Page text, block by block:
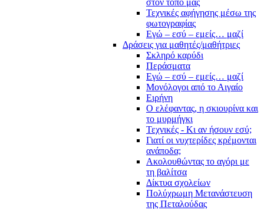
στον τόπο μας
Τεχνικές αφήγησης μέσω της
φωτογραφίας
Εγώ – εσύ – εμείς… μαζί
Δράσεις για μαθητές/μαθήτριες
Σκληρό καρύδι
Περάσματα
Εγώ – εσύ – εμείς… μαζί
Μονόλογοι από το Αιγαίο
Ειρήνη
Ο ελέφαντας, η σκιουρίνα και
το μυρμήγκι
Τεχνικές - Κι αν ήσουν εσύ;
Γιατί οι νυχτερίδες κρέμονται
ανάποδα;
Ακολουθώντας το αγόρι με
τη βαλίτσα
Δίκτυα σχολείων
Πολύχρωμη Μετανάστευση
της Πεταλούδας